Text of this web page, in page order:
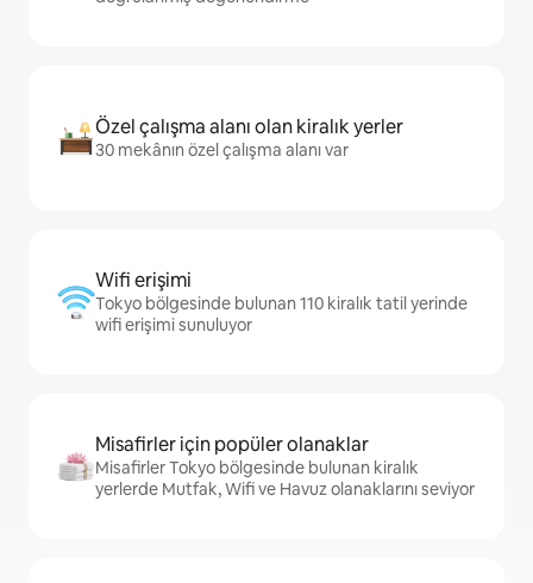
Özel çalışma alanı olan kiralık yerler
30 mekânın özel çalışma alanı var
Wifi erişimi
Tokyo bölgesinde bulunan 110 kiralık tatil yerinde
wifi erişimi sunuluyor
Misafirler için popüler olanaklar
Misafirler Tokyo bölgesinde bulunan kiralık
yerlerde Mutfak, Wifi ve Havuz olanaklarını seviyor